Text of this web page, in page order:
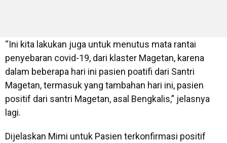
“Ini kita lakukan juga untuk menutus mata rantai
penyebaran covid-19, dari klaster Magetan, karena
dalam beberapa hari ini pasien poatifi dari Santri
Magetan, termasuk yang tambahan hari ini, pasien
positif dari santri Magetan, asal Bengkalis,” jelasnya
lagi.
Dijelaskan Mimi untuk Pasien terkonfirmasi positif